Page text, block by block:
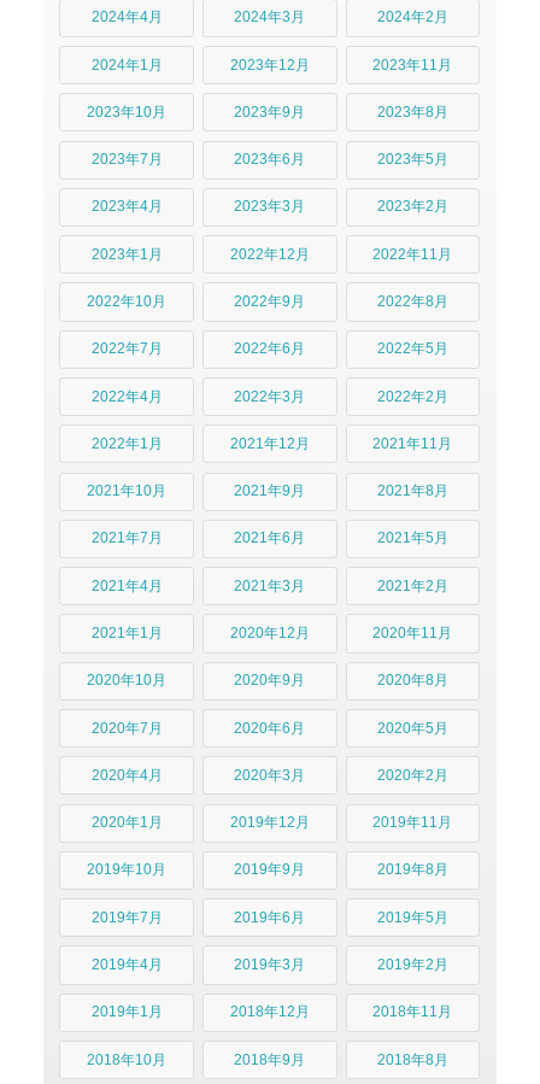
2024年4月 2024年3月 2024年2月
2024年1月 2023年12月 2023年11月
2023年10月 2023年9月 2023年8月
2023年7月 2023年6月 2023年5月
2023年4月 2023年3月 2023年2月
2023年1月 2022年12月 2022年11月
2022年10月 2022年9月 2022年8月
2022年7月 2022年6月 2022年5月
2022年4月 2022年3月 2022年2月
2022年1月 2021年12月 2021年11月
2021年10月 2021年9月 2021年8月
2021年7月 2021年6月 2021年5月
2021年4月 2021年3月 2021年2月
2021年1月 2020年12月 2020年11月
2020年10月 2020年9月 2020年8月
2020年7月 2020年6月 2020年5月
2020年4月 2020年3月 2020年2月
2020年1月 2019年12月 2019年11月
2019年10月 2019年9月 2019年8月
2019年7月 2019年6月 2019年5月
2019年4月 2019年3月 2019年2月
2019年1月 2018年12月 2018年11月
2018年10月 2018年9月 2018年8月